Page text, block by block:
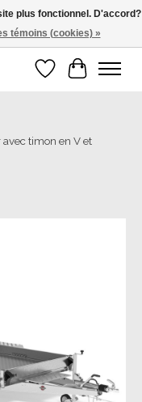
Liste dePanier
timon en V et
plus fonctionnel. D'accord?
témoins (cookies) »